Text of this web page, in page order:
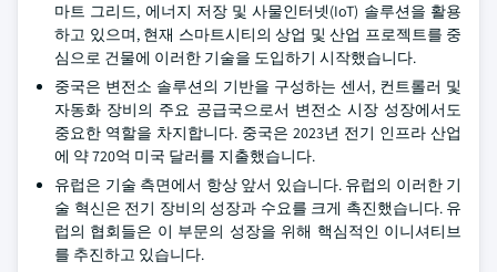
마트 그리드, 에너지 저장 및 사물인터넷(IoT) 솔루션을 활용
하고 있으며, 현재 스마트시티의 상업 및 산업 프로젝트를 중
심으로 건물에 이러한 기술을 도입하기 시작했습니다.
중국은 변전소 솔루션의 기반을 구성하는 센서, 컨트롤러 및
자동화 장비의 주요 공급국으로서 변전소 시장 성장에서도
중요한 역할을 차지합니다. 중국은 2023년 전기 인프라 산업
에 약 720억 미국 달러를 지출했습니다.
유럽은 기술 측면에서 항상 앞서 있습니다. 유럽의 이러한 기
술 혁신은 전기 장비의 성장과 수요를 크게 촉진했습니다. 유
럽의 협회들은 이 부문의 성장을 위해 핵심적인 이니셔티브
를 추진하고 있습니다.